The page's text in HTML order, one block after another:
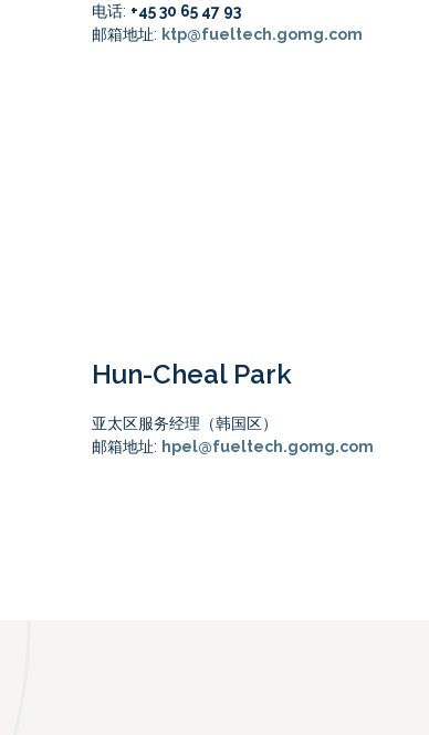
电话: +45 30 65 47 93
邮箱地址: ktp@fueltech.gomg.com
Hun-Cheal Park
亚太区服务经理（韩国区）
邮箱地址: hpel@fueltech.gomg.com